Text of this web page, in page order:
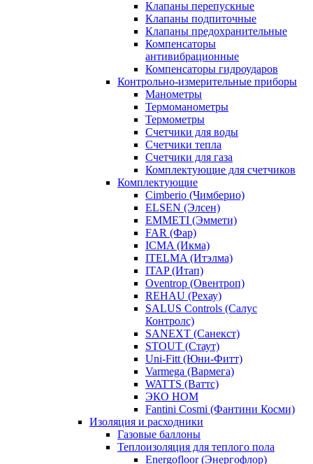
Клапаны перепускные
Клапаны подпиточные
Клапаны предохранительные
Компенсаторы
антивибрационные
Компенсаторы гидроударов
Контрольно-измерительные приборы
Манометры
Термоманометры
Термометры
Счетчики для воды
Счетчики тепла
Счетчики для газа
Комплектующие для счетчиков
Комплектующие
Cimberio (Чимберио)
ELSEN (Элсен)
EMMETI (Эммети)
FAR (Фар)
ICMA (Икма)
ITELMA (Итэлма)
ITAP (Итап)
Oventrop (Овентроп)
REHAU (Рехау)
SALUS Controls (Салус
Контролс)
SANEXT (Санекст)
STOUT (Стаут)
Uni-Fitt (Юни-Фитт)
Varmega (Вармега)
WATTS (Ваттс)
ЭКО НОМ
Fantini Cosmi (Фантини Косми)
Изоляция и расходники
Газовые баллоны
Теплоизоляция для теплого пола
Energofloor (Энергофлор)